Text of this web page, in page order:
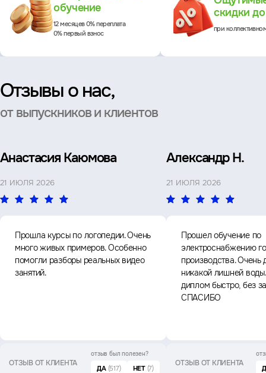
обучение
12 месяцев 0% переплата
0% первый взнос
скидки
при
Отзывы о нас,
от выпускников и клиентов
Анастасия Каюмова
21 ИЮЛЯ 2026
Прошла курсы по логопедии. Очень
много живых примеров. Особенно
помогли разборы реальных видео
занятий.
ОТЗЫВ ОТ КЛИЕНТА
отзыв был полезен?
ДА (517) НЕТ (7)
Александр Н.
21 ИЮЛЯ 2026
Прошел обучение по
электроснабжению
производства. Очень
никакой лишней
диплом быстро, без
СПАСИБО
ОТЗЫВ ОТ КЛИЕНТА